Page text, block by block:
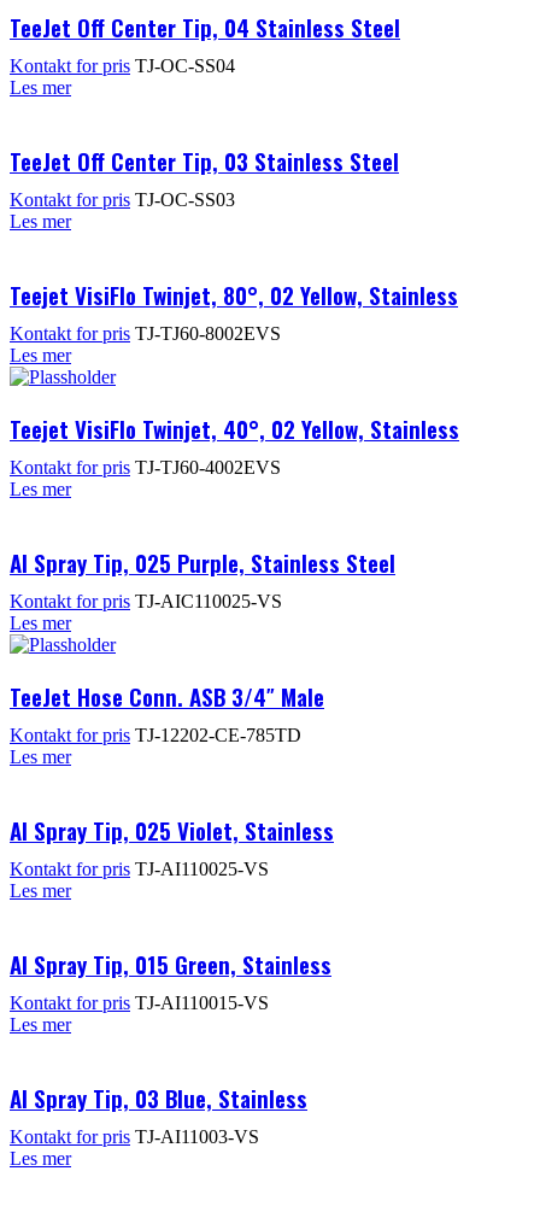
TeeJet Off Center Tip, 04 Stainless Steel
Kontakt for pris TJ-OC-SS04
Les mer
TeeJet Off Center Tip, 03 Stainless Steel
Kontakt for pris TJ-OC-SS03
Les mer
Teejet VisiFlo Twinjet, 80°, 02 Yellow, Stainless
Kontakt for pris TJ-TJ60-8002EVS
Les mer
Teejet VisiFlo Twinjet, 40°, 02 Yellow, Stainless
Kontakt for pris TJ-TJ60-4002EVS
Les mer
AI Spray Tip, 025 Purple, Stainless Steel
Kontakt for pris TJ-AIC110025-VS
Les mer
TeeJet Hose Conn. ASB 3/4″ Male
Kontakt for pris TJ-12202-CE-785TD
Les mer
AI Spray Tip, 025 Violet, Stainless
Kontakt for pris TJ-AI110025-VS
Les mer
AI Spray Tip, 015 Green, Stainless
Kontakt for pris TJ-AI110015-VS
Les mer
AI Spray Tip, 03 Blue, Stainless
Kontakt for pris TJ-AI11003-VS
Les mer